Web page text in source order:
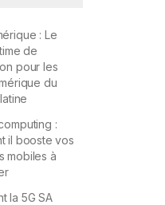
: Le
de
pour les
du
:
il booste vos
mobiles à
la 5G SA